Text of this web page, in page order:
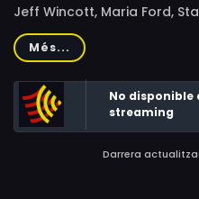
Jeff Wincott, Maria Ford,
Kristie Ropiejko, Rob Tinkler,
Dasilva, Stephanie Jones,
Més...
No
streaming
Darrera